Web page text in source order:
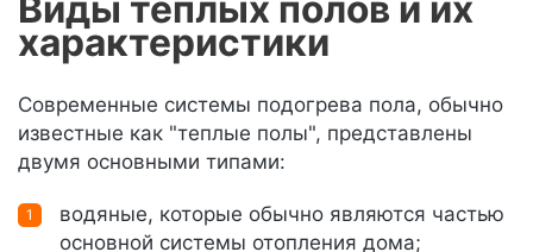
характеристики
Современные системы подогрева пола, обычно
известные как "теплые полы", представлены
двумя основными типами:
водяные, которые обычно являются частью
основной системы отопления дома;